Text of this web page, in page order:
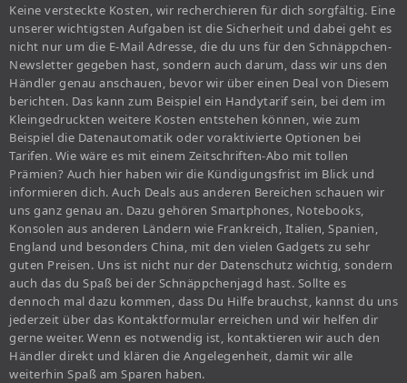
Keine versteckte Kosten, wir recherchieren für dich sorgfältig. Eine
unserer wichtigsten Aufgaben ist die Sicherheit und dabei geht es
nicht nur um die E-Mail Adresse, die du uns für den Schnäppchen-
Newsletter gegeben hast, sondern auch darum, dass wir uns den
Händler genau anschauen, bevor wir über einen Deal von Diesem
berichten. Das kann zum Beispiel ein Handytarif sein, bei dem im
Kleingedruckten weitere Kosten entstehen können, wie zum
Beispiel die Datenautomatik oder voraktivierte Optionen bei
Tarifen. Wie wäre es mit einem Zeitschriften-Abo mit tollen
Prämien? Auch hier haben wir die Kündigungsfrist im Blick und
informieren dich. Auch Deals aus anderen Bereichen schauen wir
uns ganz genau an. Dazu gehören Smartphones, Notebooks,
Konsolen aus anderen Ländern wie Frankreich, Italien, Spanien,
England und besonders China, mit den vielen Gadgets zu sehr
guten Preisen. Uns ist nicht nur der Datenschutz wichtig, sondern
auch das du Spaß bei der Schnäppchenjagd hast. Sollte es
dennoch mal dazu kommen, dass Du Hilfe brauchst, kannst du uns
jederzeit über das Kontaktformular erreichen und wir helfen dir
gerne weiter. Wenn es notwendig ist, kontaktieren wir auch den
Händler direkt und klären die Angelegenheit, damit wir alle
weiterhin Spaß am Sparen haben.